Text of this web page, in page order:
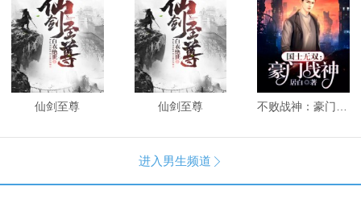
仙剑至尊 仙剑至尊
进入男生频道 